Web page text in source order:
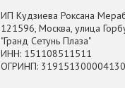
ИП Кудзиева Роксана
121596, Москва, улица
"Гранд Сетунь Плаза"
ИНН: 151108511511
ОГРИНП: 319151300004130